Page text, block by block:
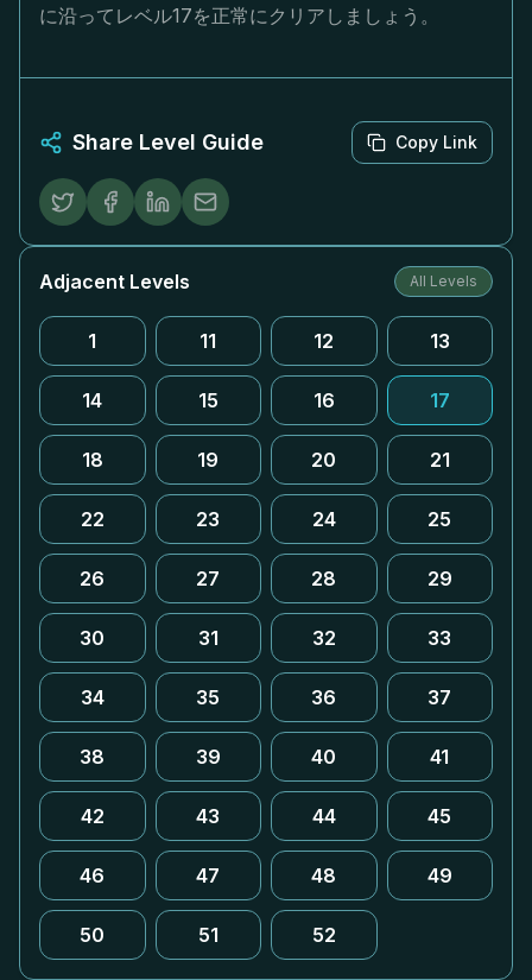
に沿ってレベル17を正常にクリアしましょう。
Share Level Guide Copy Link
Adjacent Levels All Levels
1 11 12 13
14 15 16 17
18 19 20 21
22 23 24 25
26 27 28 29
30 31 32 33
34 35 36 37
38 39 40 41
42 43 44 45
46 47 48 49
50 51 52